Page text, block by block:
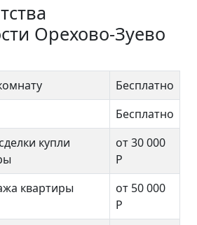
Орехово-Зуево
Бесплатно
Бесплатно
купли
от 30 000
Р
квартиры
от 50 000
Р